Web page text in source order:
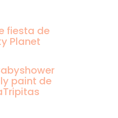
fiesta de
Planet
paint de